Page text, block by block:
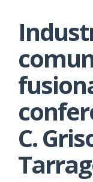
C.